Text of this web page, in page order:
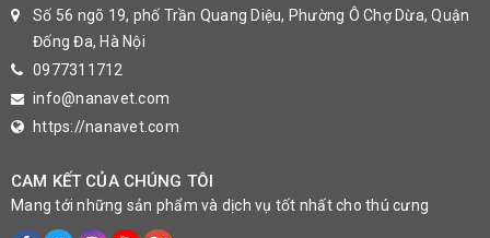
Số 56 ngõ 19, phố Trần Quang Diệu, Phường Ô Chợ Dừa, Quận
Đống Đa, Hà Nội
0977311712
info@nanavet.com
https://nanavet.com
CAM KẾT CỦA CHÚNG TÔI
Mang tới những sản phẩm và dịch vụ tốt nhất cho thú cưng